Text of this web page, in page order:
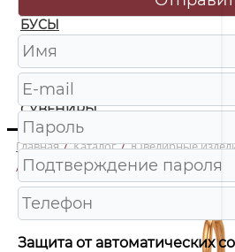
БУСЫ
ЧАСЫ
ШКАТУЛКИ
СУВЕНИРЫ
Главная / Каталог / Ювелирные
/
10122400 Подвеска Au 585
Защита от автоматических